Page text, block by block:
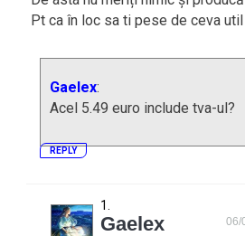
Pt ca în loc sa ti pese de ceva
Gaelex:
Acel 5.49 euro include tva-ul?
REPLY
Gaelex 06/